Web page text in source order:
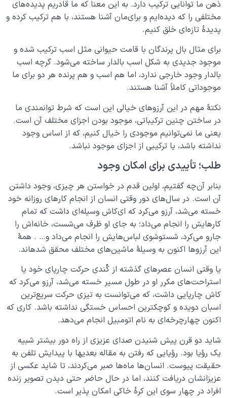
ذهن ما توانایی ترکیب دارد. به این معنا که ما قادریم پدیده‌های
مختلفی را که دیده‌ایم و برای‌مان آشنا هستند، با هم ترکیب کرده و
پدیدۀ تازه‌ای خلق کنیم.
برای مثال بال پرندگان با قامت حیوانی مثل اسب ترکیب شده و
موجود جدیدی به شکل اسب بالدار ساخته می‌شود. گرچه اسب
بالدار وجود خارجی ندارد، اما هم اسب و هم پرنده هر دو برای ما
موجوداتی کاملاً آشنا هستند.
نکتۀ مهم در این آرزوهای خیالی این است که شرط توانمندی ما
در ساختن چنین ترکیباتی، موجود بودن اجزای مختلف آن است.
یعنی ما نمی‌توانیم موجودی را خیال کنیم، که از اساس وجود
نداشته باشد، یا ترکیبی از اجزای موجود نباشد.
طلب؛ تأییدی برای امکان وجود
بنابر آن‌چه گفتیم، اولین قدم در خواستن هر چیزی، وجود داشتن
آن است. در سال‌های دور وقتی انسان‌ از انجام کارهای روزانه خود
خسته می‌شد، آرزو می‌کرد که ای‌کاش وسیله‌ای داشت که تمام
کارهایش را انجام می‌داد؛ به جای او ظرف می‌شست، خانه‌اش را
جارو می‌کرد، شست­و­شوی لباس‌هایش را انجام می‌داد و… . همۀ
این آرزوها اکنون به وسیلۀ ماشین‌های مختلف محقق شده­اند.
یا وقتی انسان عصرهای گذشته از کُندی حرکت چارپای خود یا
استراحت‌های مکرر او در طول مسیر خسته می‌شد، آرزو می‌کرد که
کاش چارپایی داشت، که می‌توانست به تیزی حرکت سریع‌ترین
اسبان دویده و کوچکترین احساس خستگی نداشته باشد. کاری که
اکنون چهارچرخه‌ای به نام اتومبیل انجام می‌دهد.
شاید دو قرن پیش شنیدن صدای عزیزی از راه دور بیشتر شبیه
یک رؤیا بود. رؤیایی که رفتن به مقاله بعدیها با پیدایش تلفن به
حقیقت پیوست. انسان‌ها ماه‌ها صبر می‌کردند، تا شاید عکسی از
عزیزانشان دریافت کنند، اما در حال حاضر حتی دیدن تصویر زنده
افراد در چهار سوی این کرۀ خاکی امکان پذیر است.